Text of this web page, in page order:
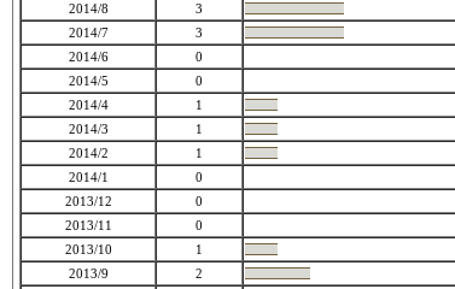
2014/8
3
2014/7
3
2014/6
0
2014/5
0
2014/4
1
2014/3
1
2014/2
1
2014/1
0
2013/12
0
2013/11
0
2013/10
1
2013/9
2